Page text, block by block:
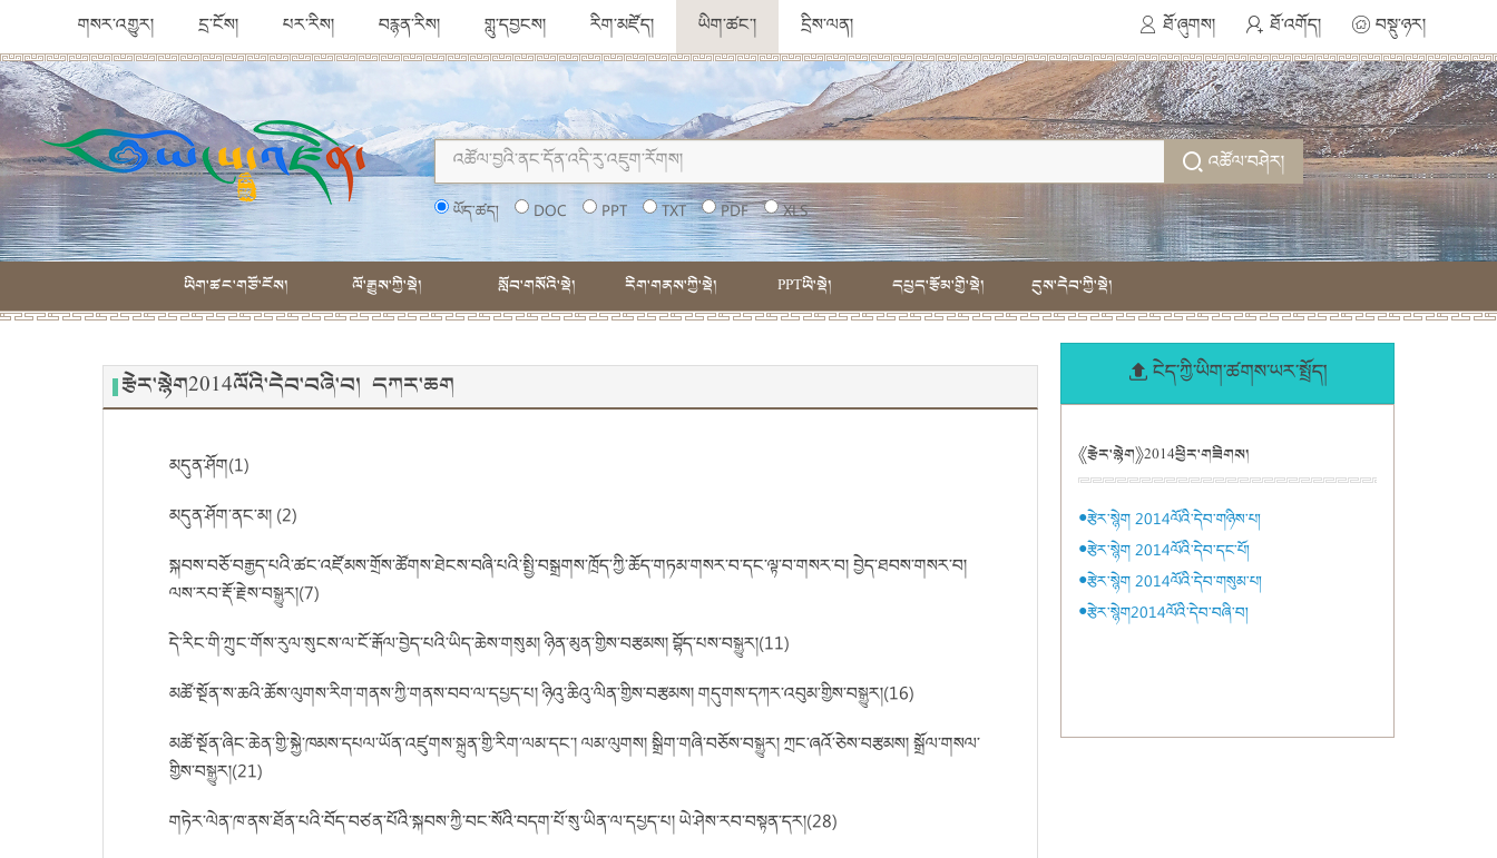
ཐོ་ཞུགས། ཐོ་འགོད། བསྡུ་ཉར།
གསར་འགྱུར། དྲ་ངོས། པར་རིས། བརྙན་རིས། གླུ་དབྱངས། རིག་མཛོད། ཡིག་ཚང་། དྲིས་ལན།
འཚོལ་བཤེར།
ཡོད་ཚད། DOC PPT TXT PDF XLS
ཡིག་ཚང་གཙོ་ངོས། ལོ་རྒྱུས་ཀྱི་སྡེ། སློབ་གསོའི་སྡེ། རིག་གནས་ཀྱི་སྡེ། PPTཡི་སྡེ། དཔྱད་རྩོམ་གྱི་སྡེ། དུས་དེབ་ཀྱི་སྡེ།
རྩེར་སྙེག2014ལོའི་དེབ་བཞི་བ། དཀར་ཆག
མདུན་ཤོག(1)
མདུན་ཤོག་ནང་མ། (2)
སྐབས་བཅོ་བརྒྱད་པའི་ཚང་འཛོམས་གྲོས་ཚོགས་ཐེངས་བཞི་པའི་སྤྱི་བསྒྲགས་ཁྲོད་ཀྱི་ཆོད་གཏམ་གསར་བ་དང་ལྟ་བ་གསར་བ། བྱེད་ཐབས་གསར་བ།
ལས་རབ་རྡོ་རྗེས་བསྒྱུར།(7)
དེ་རིང་གི་ཀྲུང་གོས་རུལ་སུངས་ལ་ངོ་རྒོལ་བྱེད་པའི་ཡིད་ཆེས་གསུམ། ཉིན་མུན་གྱིས་བརྩམས། བྷོད་པས་བསྒྱུར།(11)
མཚོ་སྔོན་ས་ཆའི་ཆོས་ལུགས་རིག་གནས་ཀྱི་གནས་བབ་ལ་དཔྱད་པ། ཉིའུ་ཆིའུ་ལིན་གྱིས་བརྩམས། གདུགས་དཀར་འབུམ་གྱིས་བསྒྱུར།(16)
མཚོ་སྔོན་ཞིང་ཆེན་གྱི་སྐྱེ་ཁམས་དཔལ་ཡོན་འཛུགས་སྐྲུན་གྱི་རིག་ལམ་དང་། ལམ་ལུགས། སྒྲིག་གཞི་བཅོས་བསྒྱུར། ཀྲང་ཞའོ་ཅེས་བརྩམས། སྒྲོལ་གསལ་
གྱིས་བསྒྱུར།(21)
གཏེར་ལེན་ཁ་ནས་ཐོན་པའི་བོད་བཙན་པོའི་སྐབས་ཀྱི་བང་སོའི་བདག་པོ་སུ་ཡིན་ལ་དཔྱད་པ། ཡེ་ཤེས་རབ་བསྟན་དར།(28)
ངེད་ཀྱི་ཡིག་ཚགས་ཡར་སྤྲོད།
《རྩེར་སྙེག》2014ཕྱིར་གཟིགས།
●རྩེར་སྙེག 2014ལོའི་དེབ་གཉིས་པ།
●རྩེར་སྙེག 2014ལོའི་དེབ་དང་པོ།
●རྩེར་སྙེག 2014ལོའི་དེབ་གསུམ་པ།
●རྩེར་སྙེག2014ལོའི་དེབ་བཞི་བ།